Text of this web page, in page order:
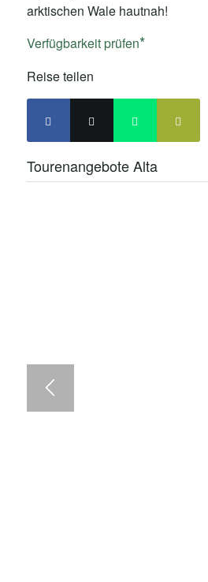
arktischen Wale hautnah!
Verfügbarkeit prüfen
Reise teilen
Tourenangebote Alta